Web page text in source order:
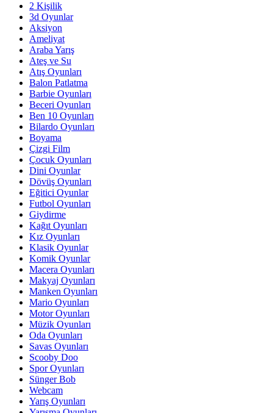
2 Kişilik
3d Oyunlar
Aksiyon
Ameliyat
Araba Yarış
Ateş ve Su
Atış Oyunları
Balon Patlatma
Barbie Oyunları
Beceri Oyunları
Ben 10 Oyunları
Bilardo Oyunları
Boyama
Çizgi Film
Çocuk Oyunları
Dini Oyunlar
Dövüş Oyunları
Eğitici Oyunlar
Futbol Oyunları
Giydirme
Kağıt Oyunları
Kız Oyunları
Klasik Oyunlar
Komik Oyunlar
Macera Oyunları
Makyaj Oyunları
Manken Oyunları
Mario Oyunları
Motor Oyunları
Müzik Oyunları
Oda Oyunları
Savas Oyunları
Scooby Doo
Spor Oyunları
Sünger Bob
Webcam
Yarış Oyunları